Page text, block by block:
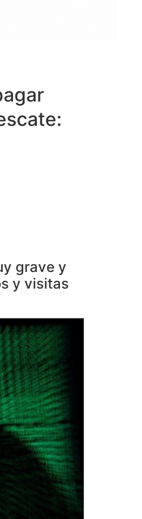
grave y
y visitas